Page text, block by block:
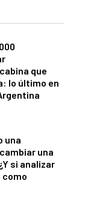
que
lo último en
una
una
si analizar
como